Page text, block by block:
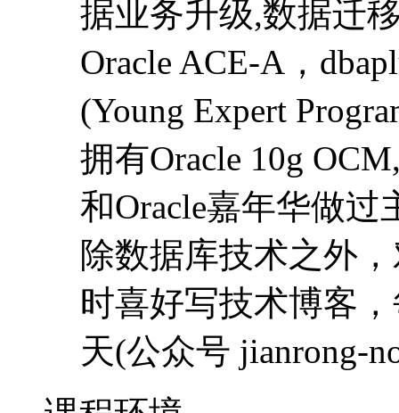
和Oracle嘉年华做过
除数据库技术之外
时喜好写技术博客
天(公众号 jianrong-
课程环境
Oralce 11g
授课对象